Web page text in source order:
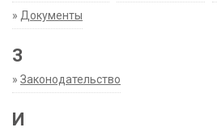
» Документы
З
» Законодательство
И